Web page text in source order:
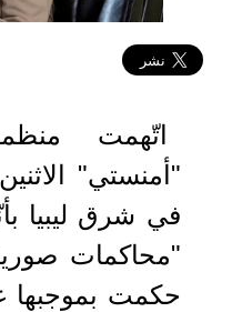
اتّهمت
"أمنستي"
"محاكمات